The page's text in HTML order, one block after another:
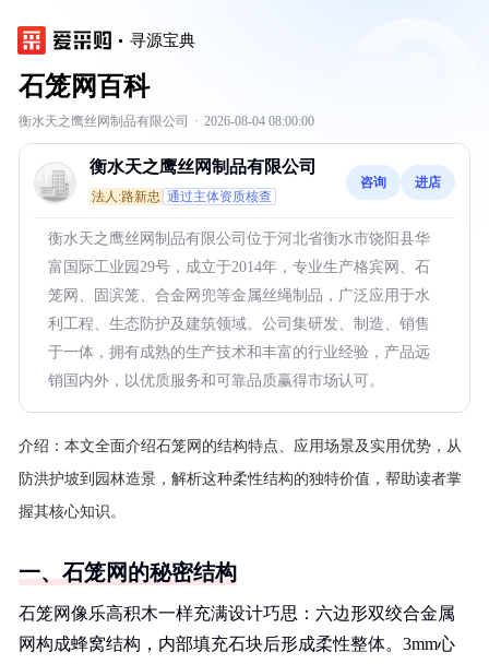
寻源宝典
石笼网百科
衡水天之鹰丝网制品有限公司 · 2026-08-04 08:00:00
衡水天之鹰丝网制品有限公司
法人:路新忠 通过主体资质核查
咨询 进店
衡水天之鹰丝网制品有限公司位于河北省衡水市饶阳县华
富国际工业园29号，成立于2014年，专业生产格宾网、石
笼网、固滨笼、合金网兜等金属丝绳制品，广泛应用于水
利工程、生态防护及建筑领域。公司集研发、制造、销售
于一体，拥有成熟的生产技术和丰富的行业经验，产品远
销国内外，以优质服务和可靠品质赢得市场认可。
介绍： 本文全面介绍石笼网的结构特点、应用场景及实用优势，从
防洪护坡到园林造景，解析这种柔性结构的独特价值，帮助读者掌
握其核心知识。
一、石笼网的秘密结构
石笼网像乐高积木一样充满设计巧思：六边形双绞合金属
网构成蜂窝结构，内部填充石块后形成柔性整体。3mm心